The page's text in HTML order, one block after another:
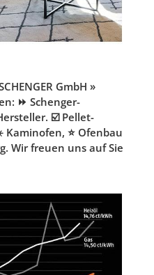
GmbH »
⏩ Schenger-
☑️ Pellet-
⭐ Ofenbau
Wir freuen uns auf Sie